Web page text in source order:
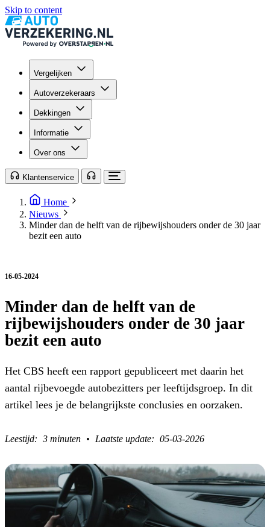
Skip to content
Vergelijken
Autoverzekeraars
Dekkingen
Informatie
Over ons
Klantenservice
Home
Nieuws
Minder dan de helft van de rijbewijshouders onder de 30 jaar
bezit een auto
16-05-2024
Minder dan de helft van de
rijbewijshouders onder de 30 jaar
bezit een auto
Het CBS heeft een rapport gepubliceert met daarin het
aantal rijbevoegde autobezitters per leeftijdsgroep. In dit
artikel lees je de belangrijkste conclusies en oorzaken.
3 minuten 05-03-2026